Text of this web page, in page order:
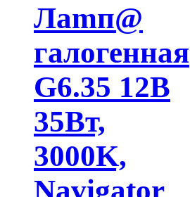
Лamп@
галогенная
G6.35 12В
35Вт,
3000K,
Navigator